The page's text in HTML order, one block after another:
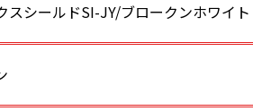
スシールドSI-JY/ブロークンホワイト